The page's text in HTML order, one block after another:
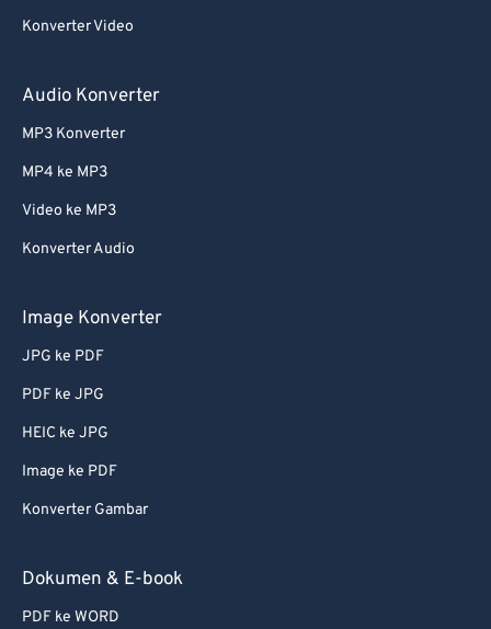
Konverter Video
Audio Konverter
MP3 Konverter
MP4 ke MP3
Video ke MP3
Konverter Audio
Image Konverter
JPG ke PDF
PDF ke JPG
HEIC ke JPG
Image ke PDF
Konverter Gambar
Dokumen & E-book
PDF ke WORD